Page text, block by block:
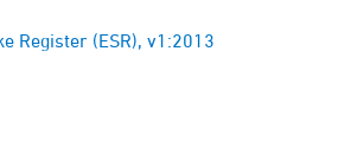
Register (ESR), v1:2013